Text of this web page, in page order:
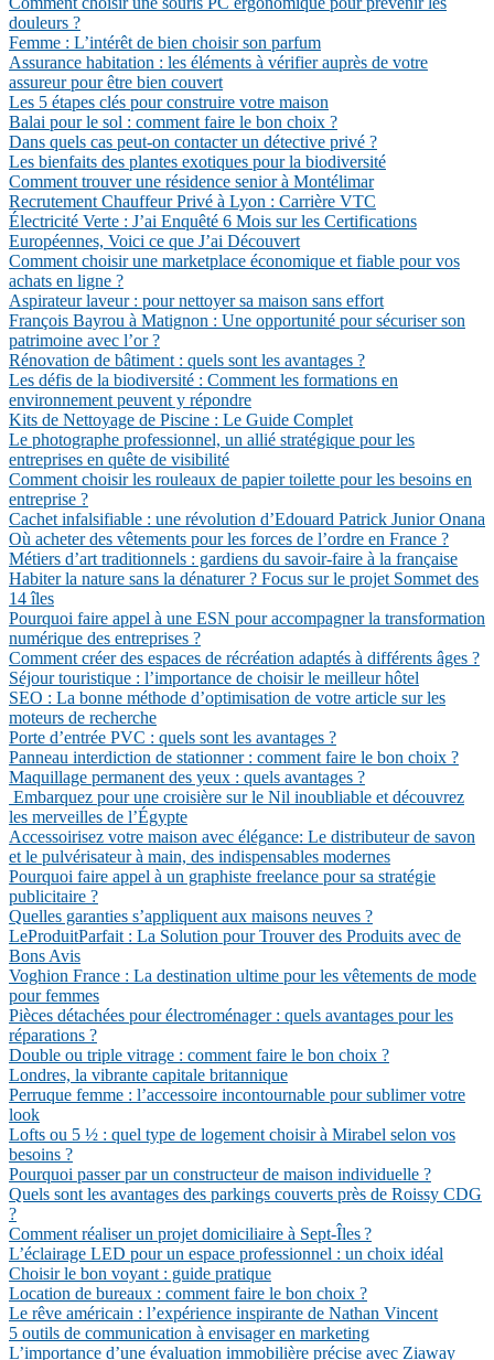
douleurs ?
Femme : L’intérêt de bien choisir son parfum
Assurance habitation : les éléments à vérifier auprès de votre
assureur pour être bien couvert
Les 5 étapes clés pour construire votre maison
Balai pour le sol : comment faire le bon choix ?
Dans quels cas peut-on contacter un détective privé ?
Les bienfaits des plantes exotiques pour la biodiversité
Comment trouver une résidence senior à Montélimar
Recrutement Chauffeur Privé à Lyon : Carrière VTC
Électricité Verte : J’ai Enquêté 6 Mois sur les Certifications
Européennes, Voici ce que J’ai Découvert
Comment choisir une marketplace économique et fiable pour vos
achats en ligne ?
Aspirateur laveur : pour nettoyer sa maison sans effort
François Bayrou à Matignon : Une opportunité pour sécuriser son
patrimoine avec l’or ?
Rénovation de bâtiment : quels sont les avantages ?
Les défis de la biodiversité : Comment les formations en
environnement peuvent y répondre
Kits de Nettoyage de Piscine : Le Guide Complet
Le photographe professionnel, un allié stratégique pour les
entreprises en quête de visibilité
Comment choisir les rouleaux de papier toilette pour les besoins en
entreprise ?
Cachet infalsifiable : une révolution d’Edouard Patrick Junior Onana
Où acheter des vêtements pour les forces de l’ordre en France ?
Métiers d’art traditionnels : gardiens du savoir-faire à la française
Habiter la nature sans la dénaturer ? Focus sur le projet Sommet des
14 îles
Pourquoi faire appel à une ESN pour accompagner la transformation
numérique des entreprises ?
Comment créer des espaces de récréation adaptés à différents âges ?
Séjour touristique : l’importance de choisir le meilleur hôtel
SEO : La bonne méthode d’optimisation de votre article sur les
moteurs de recherche
Porte d’entrée PVC : quels sont les avantages ?
Panneau interdiction de stationner : comment faire le bon choix ?
Maquillage permanent des yeux : quels avantages ?
Embarquez pour une croisière sur le Nil inoubliable et découvrez
les merveilles de l’Égypte
Accessoirisez votre maison avec élégance: Le distributeur de savon
et le pulvérisateur à main, des indispensables modernes
Pourquoi faire appel à un graphiste freelance pour sa stratégie
publicitaire ?
Quelles garanties s’appliquent aux maisons neuves ?
LeProduitParfait : La Solution pour Trouver des Produits avec de
Bons Avis
Voghion France : La destination ultime pour les vêtements de mode
pour femmes
Pièces détachées pour électroménager : quels avantages pour les
réparations ?
Double ou triple vitrage : comment faire le bon choix ?
Londres, la vibrante capitale britannique
Perruque femme : l’accessoire incontournable pour sublimer votre
look
Lofts ou 5 ½ : quel type de logement choisir à Mirabel selon vos
besoins ?
Pourquoi passer par un constructeur de maison individuelle ?
Quels sont les avantages des parkings couverts près de Roissy CDG
?
Comment réaliser un projet domiciliaire à Sept-Îles ?
L’éclairage LED pour un espace professionnel : un choix idéal
Choisir le bon voyant : guide pratique
Location de bureaux : comment faire le bon choix ?
Le rêve américain : l’expérience inspirante de Nathan Vincent
5 outils de communication à envisager en marketing
L’importance d’une évaluation immobilière précise avec Ziaway